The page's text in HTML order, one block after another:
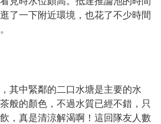
了一下附近環境，也花了不少時間
其中緊鄰的二口水塘是主要的水
般的顏色，不過水質已經不錯，只
，真是清涼解渴啊！這回隊友人數